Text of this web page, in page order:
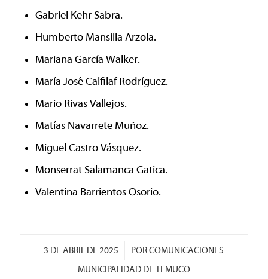
Gabriel Kehr Sabra.
Humberto Mansilla Arzola.
Mariana García Walker.
María José Calfilaf Rodríguez.
Mario Rivas Vallejos.
Matías Navarrete Muñoz.
Miguel Castro Vásquez.
Monserrat Salamanca Gatica.
Valentina Barrientos Osorio.
3 DE ABRIL DE 2025
/ PORCOMUNICACIONES
MUNICIPALIDAD DE TEMUCO